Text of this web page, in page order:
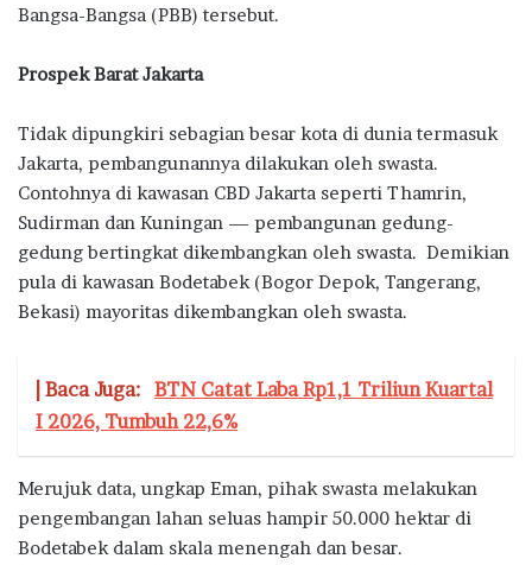
Bangsa-Bangsa (PBB) tersebut.
Prospek Barat Jakarta
Tidak dipungkiri sebagian besar kota di dunia termasuk
Jakarta, pembangunannya dilakukan oleh swasta.
Contohnya di kawasan CBD Jakarta seperti Thamrin,
Sudirman dan Kuningan — pembangunan gedung-
gedung bertingkat dikembangkan oleh swasta. Demikian
pula di kawasan Bodetabek (Bogor Depok, Tangerang,
Bekasi) mayoritas dikembangkan oleh swasta.
| Baca Juga: BTN Catat Laba Rp1,1 Triliun Kuartal
I 2026, Tumbuh 22,6%
Merujuk data, ungkap Eman, pihak swasta melakukan
pengembangan lahan seluas hampir 50.000 hektar di
Bodetabek dalam skala menengah dan besar.